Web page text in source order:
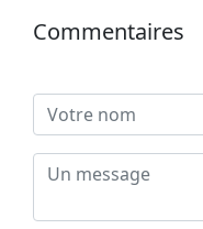
Commentaires